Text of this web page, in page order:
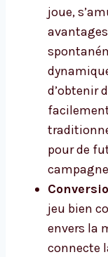
joue,
d’obtenir
pour de
jeu bien
envers la
connecte